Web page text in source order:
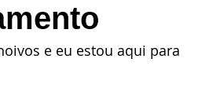
Cidades Convite de casamento
e eu estou aqui para